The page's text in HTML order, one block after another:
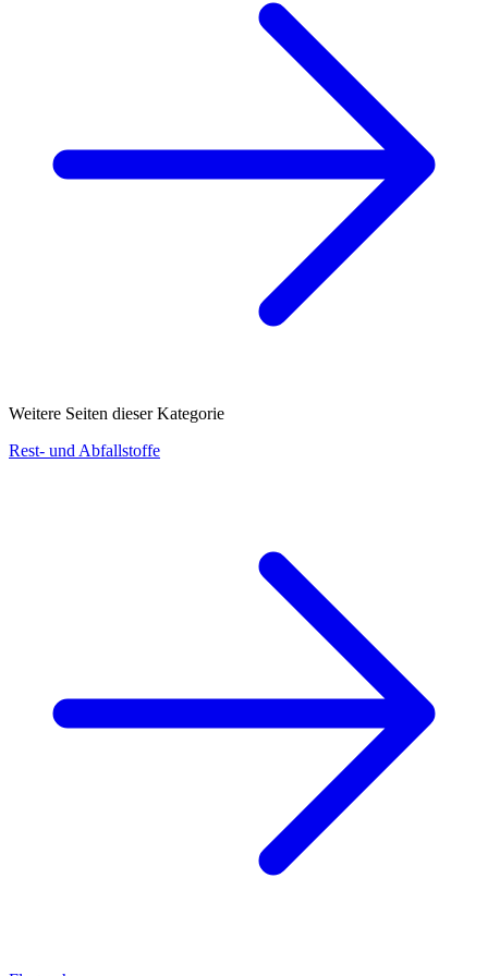
Weitere Seiten dieser Kategorie
Rest- und Abfallstoffe